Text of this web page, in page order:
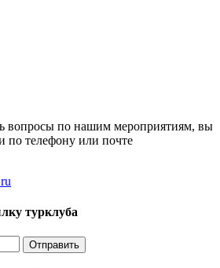
вопросы по нашим мероприятиям, вы
по телефону или почте
турклуба